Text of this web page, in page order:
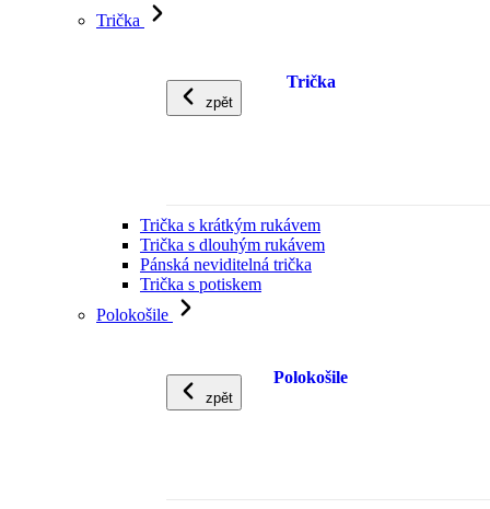
Trička
zpět
Trička
Trička s krátkým rukávem
Trička s dlouhým rukávem
Pánská neviditelná trička
Trička s potiskem
Polokošile
zpět
Polokošile